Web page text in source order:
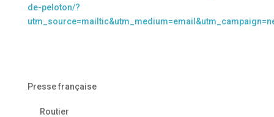
de-peloton/?
Presse française
Routier